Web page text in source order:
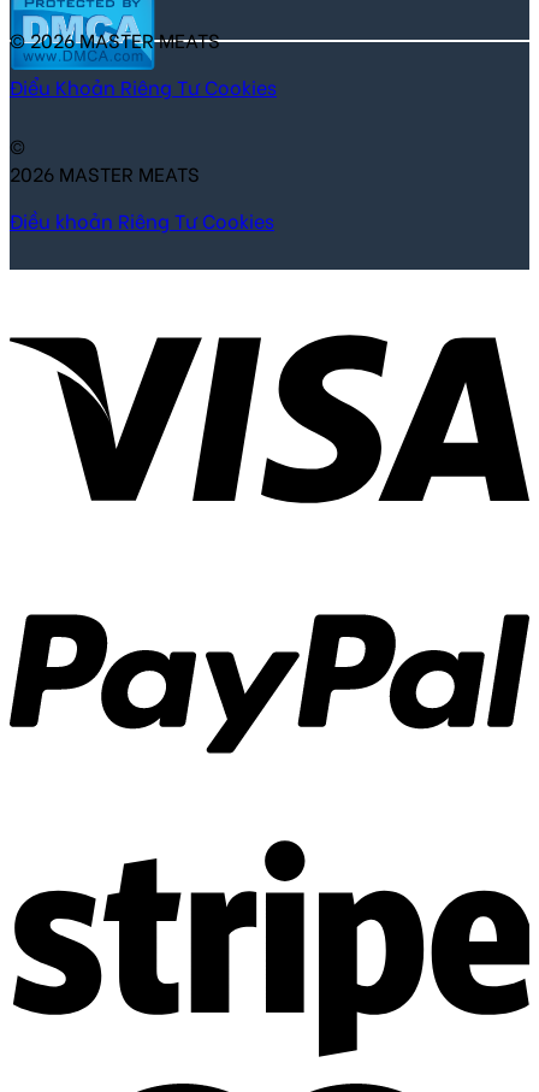
© 2026 MASTER MEATS
Điểu Khoản Riêng Tư Cookies
©
2026 MASTER MEATS
Điều khoản Riêng Tư Cookies